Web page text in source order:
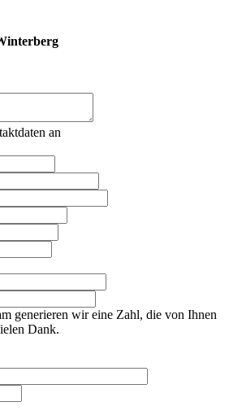
an
generieren wir eine Zahl, die von Ihnen
Dank.